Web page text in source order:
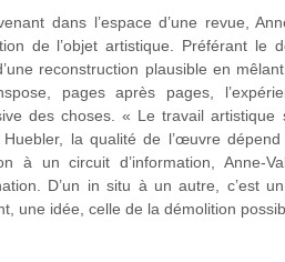
dans l’espace d’une revue,
de l’objet artistique. Préférant le
reconstruction plausible en
pages après pages,
des choses. « Le travail
Huebler, la qualité de l’œuvre
à un circuit d’information, Anne-
D’un in situ à un autre, c’est
une idée, celle de la démolition